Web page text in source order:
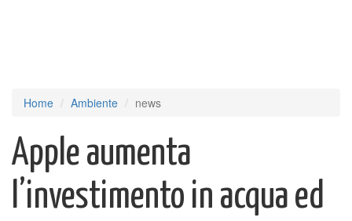
Home Ambiente news
Apple aumenta
l’investimento in acqua ed